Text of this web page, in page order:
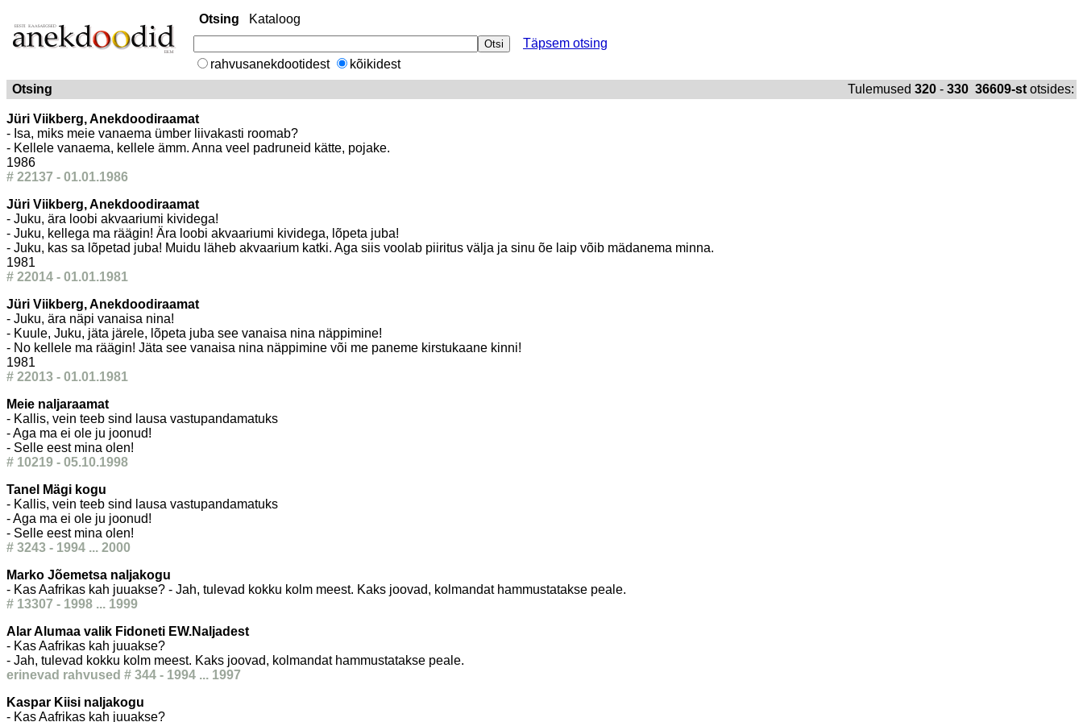
Otsing
Kataloog
Täpsem otsing
rahvusanekdootidest
kõikidest
Otsing
Tulemused 320 - 330 36609-st otsides:
Jüri Viikberg, Anekdoodiraamat
- Isa, miks meie vanaema ümber liivakasti roomab?
- Kellele vanaema, kellele ämm. Anna veel padruneid kätte, pojake.
1986
# 22137 - 01.01.1986
Jüri Viikberg, Anekdoodiraamat
- Juku, ära loobi akvaariumi kividega!
- Juku, kellega ma räägin! Ära loobi akvaariumi kividega, lõpeta juba!
- Juku, kas sa lõpetad juba! Muidu läheb akvaarium katki. Aga siis voolab piiritus välja ja sinu õe laip võib mädanema minna.
1981
# 22014 - 01.01.1981
Jüri Viikberg, Anekdoodiraamat
- Juku, ära näpi vanaisa nina!
- Kuule, Juku, jäta järele, lõpeta juba see vanaisa nina näppimine!
- No kellele ma räägin! Jäta see vanaisa nina näppimine või me paneme kirstukaane kinni!
1981
# 22013 - 01.01.1981
Meie naljaraamat
- Kallis, vein teeb sind lausa vastupandamatuks
- Aga ma ei ole ju joonud!
- Selle eest mina olen!
# 10219 - 05.10.1998
Tanel Mägi kogu
- Kallis, vein teeb sind lausa vastupandamatuks
- Aga ma ei ole ju joonud!
- Selle eest mina olen!
# 3243 - 1994 ... 2000
Marko Jõemetsa naljakogu
- Kas Aafrikas kah juuakse? - Jah, tulevad kokku kolm meest. Kaks joovad, kolmandat hammustatakse peale.
# 13307 - 1998 ... 1999
Alar Alumaa valik Fidoneti EW.Naljadest
- Kas Aafrikas kah juuakse?
- Jah, tulevad kokku kolm meest. Kaks joovad, kolmandat hammustatakse peale.
erinevad rahvused # 344 - 1994 ... 1997
Kaspar Kiisi naljakogu
- Kas Aafrikas kah juuakse?